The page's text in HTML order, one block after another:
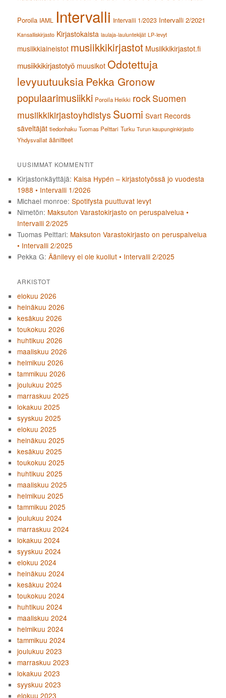
Poroila IAML Intervalli Intervalli 1/2023 Intervalli 2/2021
Kansalliskirjasto Kirjastokaista laulaja-lauluntekijät LP-levyt
musiikkiaineistot musiikkikirjastot Musiikkikirjastot.fi
musiikkikirjastotyö muusikot Odotettuja
levyuutuuksiaPekka Gronow
populaarimusiikki Poroila Heikki rock Suomen
musiikkikirjastoyhdistys Suomi Svart Records
säveltäjät tiedonhaku Tuomas Pelttari Turku Turun kaupunginkirjasto
Yhdysvallat äänitteet
UUSIMMAT KOMMENTIT
Kirjastonkäyttäjä: Kaisa Hypén – kirjastotyössä jo vuodesta
1988 • Intervalli 1/2026
Michael monroe:Spotifysta puuttuvat levyt
Nimetön: Maksuton Varastokirjasto on peruspalvelua •
Intervalli 2/2025
Tuomas Pelttari: Maksuton Varastokirjasto on peruspalvelua
• Intervalli 2/2025
Pekka G:Äänilevy ei ole kuollut • Intervalli 2/2025
ARKISTOT
elokuu 2026
heinäkuu 2026
kesäkuu 2026
toukokuu 2026
huhtikuu 2026
maaliskuu 2026
helmikuu 2026
tammikuu 2026
joulukuu 2025
marraskuu 2025
lokakuu 2025
syyskuu 2025
elokuu 2025
heinäkuu 2025
kesäkuu 2025
toukokuu 2025
huhtikuu 2025
maaliskuu 2025
helmikuu 2025
tammikuu 2025
joulukuu 2024
marraskuu 2024
lokakuu 2024
syyskuu 2024
elokuu 2024
heinäkuu 2024
kesäkuu 2024
toukokuu 2024
huhtikuu 2024
maaliskuu 2024
helmikuu 2024
tammikuu 2024
joulukuu 2023
marraskuu 2023
lokakuu 2023
syyskuu 2023
elokuu 2023